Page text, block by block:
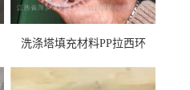
洗涤塔填充材料PP拉西环